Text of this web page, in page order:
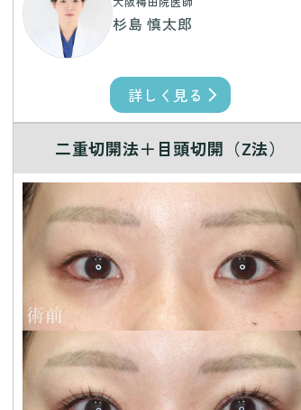
杉島 慎太郎
詳しく見る
二重切開法＋目頭切開（Z法）